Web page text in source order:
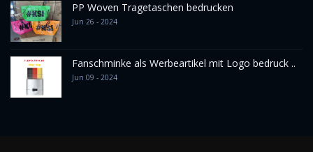
PP Woven Tragetaschen bedrucken
Jun 26 - 2024
Fanschminke als Werbeartikel mit Logo bedruck ..
Jun 09 - 2024